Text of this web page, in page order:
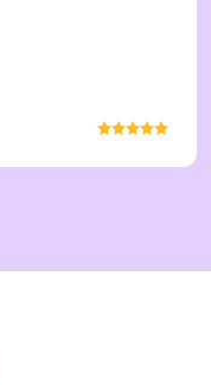
gern
empfehlen